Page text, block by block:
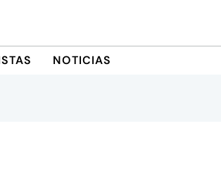
NOTICIAS